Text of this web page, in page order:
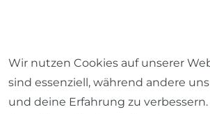
Wir nutzen Cookies auf unserer
sind essenziell, während andere
und deine Erfahrung zu verbessern.